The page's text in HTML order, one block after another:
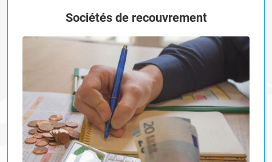
Sociétés de recouvrement